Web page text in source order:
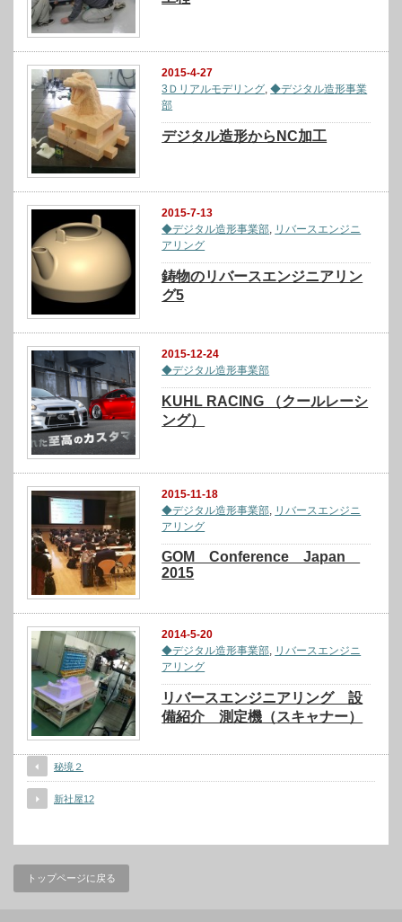
2015-4-27
3Ｄリアルモデリング,◆デジタル造形事業
部
デジタル造形からNC加工
2015-7-13
◆デジタル造形事業部, リバースエンジニ
アリング
鋳物のリバースエンジニアリン
グ5
2015-12-24
◆デジタル造形事業部
KUHL RACING （クールレーシ
ング）
2015-11-18
◆デジタル造形事業部, リバースエンジニ
アリング
GOM Conference Japan
2015
2014-5-20
◆デジタル造形事業部, リバースエンジニ
アリング
リバースエンジニアリング 設
備紹介 測定機（スキャナー）
秘境２
新社屋12
トップページに戻る